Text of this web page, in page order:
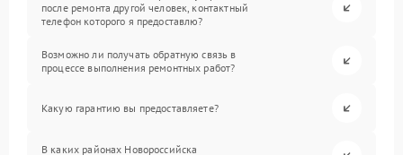
после ремонта другой человек, контактный
телефон которого я предоставлю?
Возможно ли получать обратную связь в
процессе выполнения ремонтных работ?
Какую гарантию вы предоставляете?
В каких районах Новороссийска